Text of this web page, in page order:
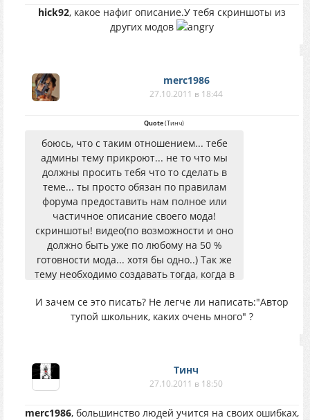
hick92, какое нафиг описание.У тебя скриншоты из
других модов
merc1986
27.10.2011 в 18:44
Quote(Тинч)
боюсь, что с таким отношением... тебе
админы тему прикроют... не то что мы
должны просить тебя что то сделать в
теме... ты просто обязан по правилам
форума предоставить нам полное или
частичное описание своего мода!
скриншоты! видео(по возможности и оно
должно быть уже по любому на 50 %
готовности мода... хотя бы одно..) Так же
тему необходимо создавать тогда, когда в
там, оружие(если это уклон в арсенал..) Да
и вообще никакой информации я особо не
которые только через лупу смотреть...
И зачем се это писать? Не легче ли написать:"Автор
тупой школьник, каких очень много" ?
Тинч
27.10.2011 в 18:50
merc1986, большинство людей учится на своих ошибках,